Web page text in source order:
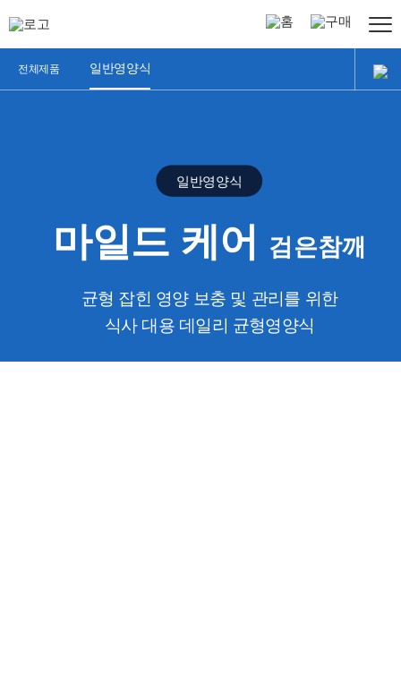
정식품
홈페이지
온라인구매
일반영양식
전문영양식
연하식
전체제품 일반영양식
일반영양식
마일드 케어 검은참깨
균형 잡힌 영양 보충 및 관리를 위한
식사 대용 데일리 균형영양식